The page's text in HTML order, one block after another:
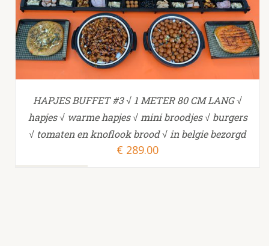
HAPJES BUFFET #3 √ 1 METER 80 CM LANG √
hapjes √ warme hapjes √ mini broodjes √ burgers
√ tomaten en knoflook brood √ in belgie bezorgd
€ 289.00